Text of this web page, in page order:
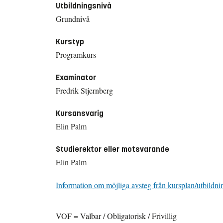
Utbildningsnivå
Grundnivå
Kurstyp
Programkurs
Examinator
Fredrik Stjernberg
Kursansvarig
Elin Palm
Studierektor eller motsvarande
Elin Palm
Information om möjliga avsteg från kursplan/
VOF = Valbar / Obligatorisk / Frivillig